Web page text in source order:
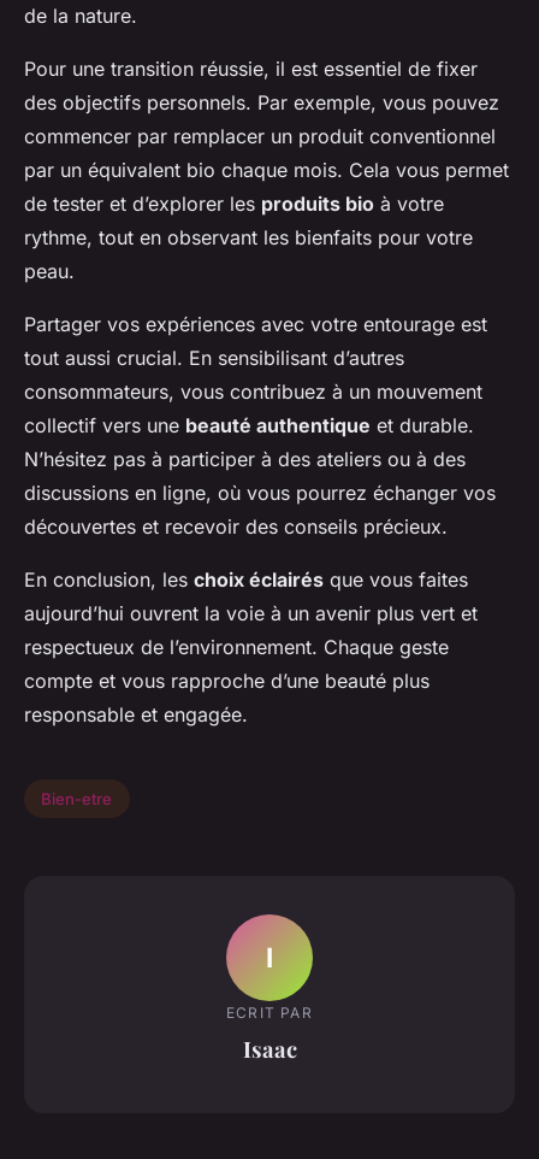
de la nature.
Pour une transition réussie, il est essentiel de fixer
des objectifs personnels. Par exemple, vous pouvez
commencer par remplacer un produit conventionnel
par un équivalent bio chaque mois. Cela vous permet
de tester et d’explorer les produits bio à votre
rythme, tout en observant les bienfaits pour votre
peau.
Partager vos expériences avec votre entourage est
tout aussi crucial. En sensibilisant d’autres
consommateurs, vous contribuez à un mouvement
collectif vers une beauté authentique et durable.
N’hésitez pas à participer à des ateliers ou à des
discussions en ligne, où vous pourrez échanger vos
découvertes et recevoir des conseils précieux.
En conclusion, les choix éclairés que vous faites
aujourd’hui ouvrent la voie à un avenir plus vert et
respectueux de l’environnement. Chaque geste
compte et vous rapproche d’une beauté plus
responsable et engagée.
Bien-etre
I
ECRIT PAR
Isaac